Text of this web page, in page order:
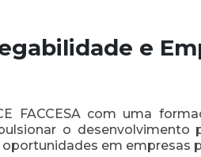
e
FACCESA com uma
o desenvolvimento
em empresas